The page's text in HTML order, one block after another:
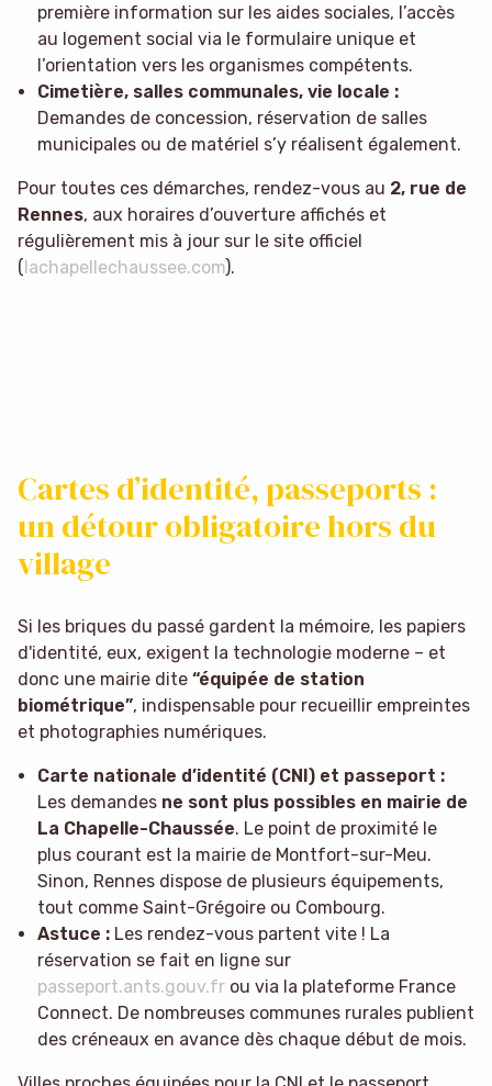
première information sur les aides sociales, l’accès
au logement social via le formulaire unique et
l’orientation vers les organismes compétents.
Cimetière, salles communales, vie locale :
Demandes de concession, réservation de salles
municipales ou de matériel s’y réalisent également.
Pour toutes ces démarches, rendez-vous au 2, rue de
Rennes, aux horaires d’ouverture affichés et
régulièrement mis à jour sur le site officiel
(lachapellechaussee.com).
Cartes d’identité, passeports :
un détour obligatoire hors du
village
Si les briques du passé gardent la mémoire, les papiers
d'identité, eux, exigent la technologie moderne – et
donc une mairie dite “équipée de station
biométrique”, indispensable pour recueillir empreintes
et photographies numériques.
Carte nationale d’identité (CNI) et passeport :
Les demandes ne sont plus possibles en mairie de
La Chapelle-Chaussée. Le point de proximité le
plus courant est la mairie de Montfort-sur-Meu.
Sinon, Rennes dispose de plusieurs équipements,
tout comme Saint-Grégoire ou Combourg.
Astuce :Les rendez-vous partent vite ! La
réservation se fait en ligne sur
passeport.ants.gouv.frou via la plateforme France
Connect. De nombreuses communes rurales publient
des créneaux en avance dès chaque début de mois.